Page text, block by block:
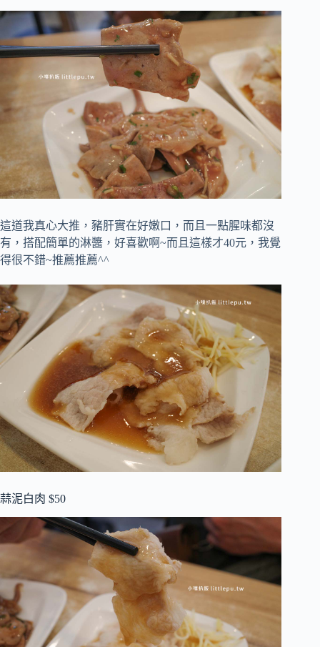
這道我真心大推，豬肝實在好嫩口，而且一點腥味都沒
有，搭配簡單的淋醬，好喜歡啊~而且這樣才40元，我覺
得很不錯~推薦推薦^^
蒜泥白肉 $50